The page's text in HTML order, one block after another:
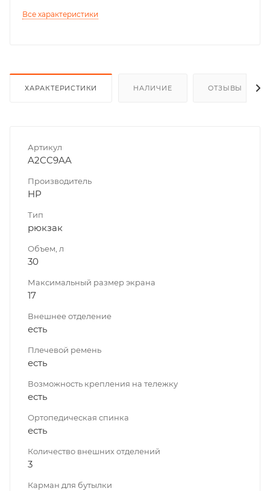
Все характеристики
ХАРАКТЕРИСТИКИ НАЛИЧИЕ ОТЗЫВЫ
Артикул
A2CC9AA
Производитель
HP
Тип
рюкзак
Объем, л
30
Максимальный размер экрана
17
Внешнее отделение
есть
Плечевой ремень
есть
Возможность крепления на тележку
есть
Ортопедическая спинка
есть
Количество внешних отделений
3
Карман для бутылки